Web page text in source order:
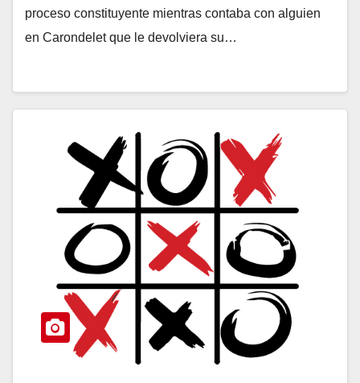
proceso constituyente mientras contaba con alguien
en Carondelet que le devolviera su…